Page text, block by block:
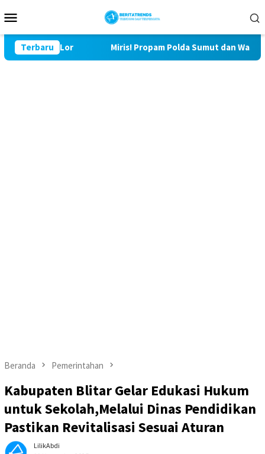
ke
Mobile
Terbaru
Bulu Lor Miris! Propam Polda Sumut dan Wasidik
Beranda Pemerintahan
Kabupaten Blitar Gelar Edukasi Hukum
untuk Sekolah,Melalui Dinas Pendidikan
Pastikan Revitalisasi Sesuai Aturan
LilikAbdi